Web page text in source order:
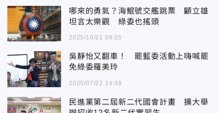
哪來的勇氣？海鯤號交艦跳票 顧立雄
坦言太樂觀 綠委也搖頭
2025/10/21 09:05
吳靜怡又翻車！ 罷藍委活動上嗨喊罷
免綠委羅美玲
2025/07/22 14:48
民進黨第二屆新二代國會計畫 擴大舉